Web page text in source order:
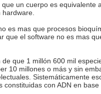
un cuerpo es equivalente
es mas que procesos
que el software no es mas
que 1 millón 600 mil
10 millones o más y sin
Sistemáticamente
constituidas con ADN en